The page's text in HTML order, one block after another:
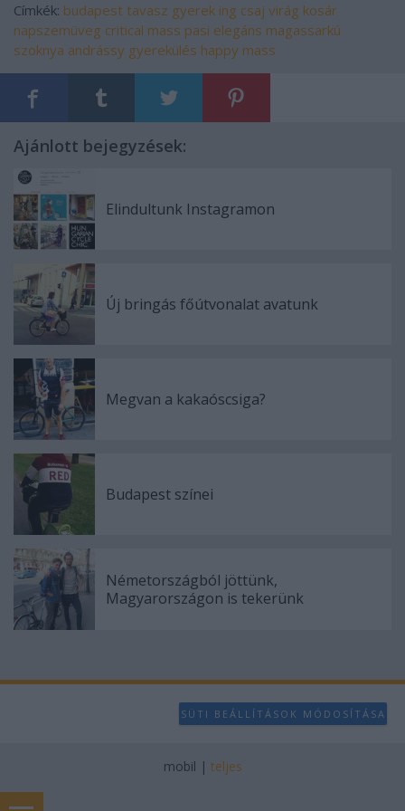
Címkék: budapest tavasz gyerek ing csaj virág kosár
napszemüveg critical mass pasi elegáns magassarkú
szoknya andrássy gyerekülés happy mass
Ajánlott bejegyzések:
Elindultunk Instagramon
Új bringás főútvonalat avatunk
Megvan a kakaóscsiga?
Budapest színei
Németországból jöttünk,
Magyarországon is tekerünk
SÜTI BEÁLLÍTÁSOK MÓDOSÍTÁSA
mobil | teljes